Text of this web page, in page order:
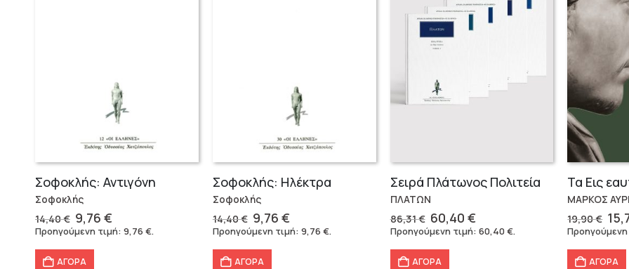
Σοφοκλής: Αντιγόνη
Σοφοκλής
14,40€ Original
price
was:
14,40 €.
9,76€
τρέχουσα
Προηγούμενη τιμή: 9,76 €.
ΑΓΟΡΑ
Σοφοκλής: Ηλέκτρα
Σοφοκλής
14,40€ Original
price
was:
14,40 €.
9,76 €Η
τρέχουσα
Προηγούμενη τιμή: 9,76 €.
ΑΓΟΡΑ
Σειρά Πλάτωνος Πολιτεία
ΠΛΑΤΩΝ
86,31€ Original
price
was:
86,31 €.
60,40 €Η
τρέχουσα
Προηγούμενη τιμή: 60,40€.
ΑΓΟΡΑ
ΜΑΡΚΟΣ
19,90€
was:
ΑΓΟΡΑ